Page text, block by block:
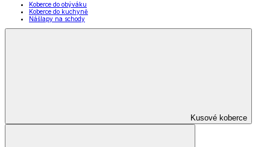
Koberce do obýváku
Koberce do kuchyně
Nášlapy na schody
Kusové koberce